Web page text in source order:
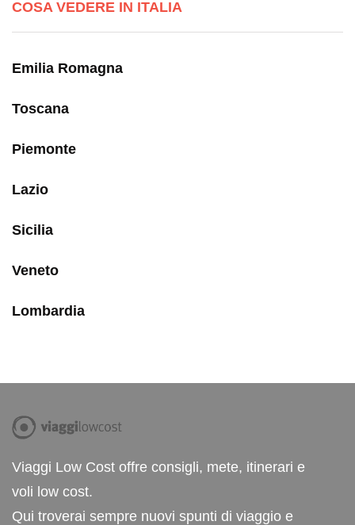
COSA VEDERE IN ITALIA
Emilia Romagna
Toscana
Piemonte
Lazio
Sicilia
Veneto
Lombardia
Viaggi Low Cost offre consigli, mete, itinerari e
voli low cost.
Qui troverai sempre nuovi spunti di viaggio e